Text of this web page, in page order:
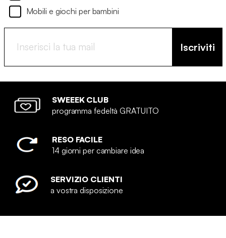
Mobili e giochi per bambini
Iscriviti
SWEEEK CLUB
programma fedeltà GRATUITO
RESO FACILE
14 giorni per cambiare idea
SERVIZIO CLIENTI
a vostra disposizione